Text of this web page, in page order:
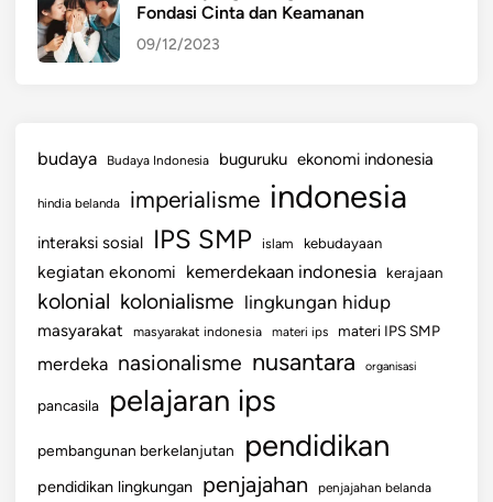
Fondasi Cinta dan Keamanan
09/12/2023
budaya Budaya Indonesia buguruku ekonomi indonesia
hindia belanda imperialisme indonesia
interaksi sosial IPS SMP islam kebudayaan
kegiatan ekonomi kemerdekaan indonesia kerajaan
kolonial kolonialisme lingkungan hidup
masyarakat masyarakat indonesia materi ips materi IPS SMP
merdeka nasionalisme nusantara organisasi
pancasila pelajaran ips
pembangunan berkelanjutan pendidikan
pendidikan lingkungan penjajahan penjajahan belanda